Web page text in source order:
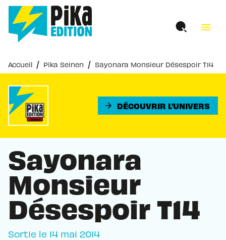
MENU RECHERCHE
PIED DE PAGE
menu
Accueil / Pika Seinen / Sayonara Monsieur Désespoir T14
arrow_forward DÉCOUVRIR L'UNIVERS
Sayonara
Monsieur
Désespoir T14
Sortie le 14 mai 2014